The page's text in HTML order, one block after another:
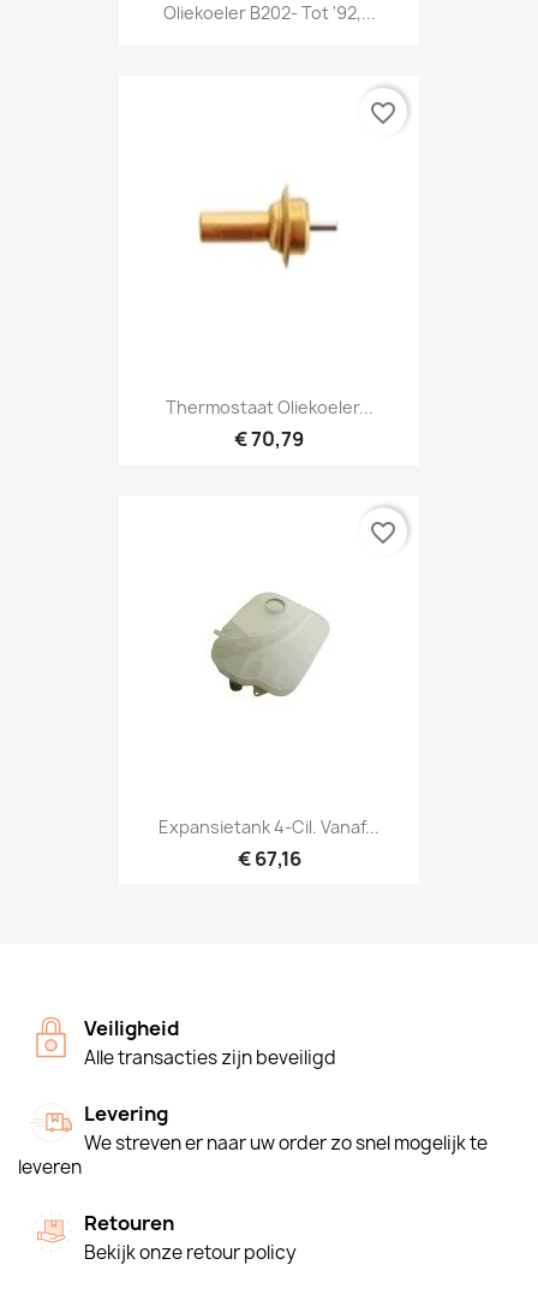
Oliekoeler B202- Tot '92,...
Thermostaat Oliekoeler...
€ 70,79
favorite_border
Expansietank 4-Cil. Vanaf...
€ 67,16
favorite_border
Veiligheid
Alle transacties zijn beveiligd
Levering
We streven er naar uw order zo snel mogelijk te
leveren
Retouren
Bekijk onze retour policy